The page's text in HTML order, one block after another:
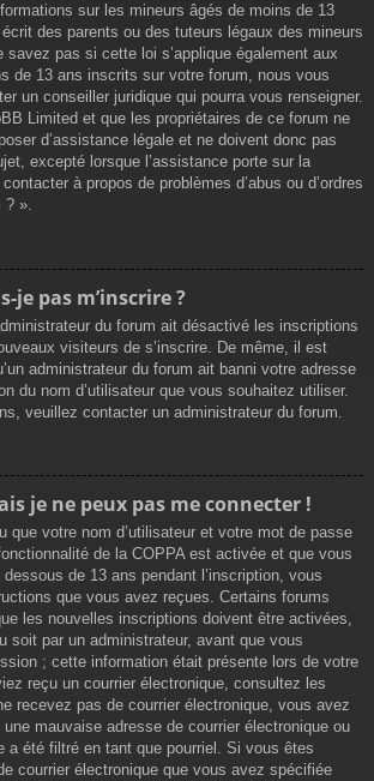
sur les mineurs âgés de moins de 13
des parents ou des tuteurs légaux des mineurs
pas si cette loi s’applique également aux
de 13 ans inscrits sur votre forum, nous vous
un conseiller juridique qui pourra vous renseigner.
Limited et que les propriétaires de ce forum ne
d’assistance légale et ne doivent donc pas
excepté lorsque l’assistance porte sur la
à propos de problèmes d’abus ou d’ordres
? ».
je pas m’inscrire ?
du forum ait désactivé les inscriptions
visiteurs de s’inscrire. De même, il est
administrateur du forum ait banni votre adresse
du nom d’utilisateur que vous souhaitez utiliser.
veuillez contacter un administrateur du forum.
je ne peux pas me connecter !
que votre nom d’utilisateur et votre mot de passe
de la COPPA est activée et que vous
de 13 ans pendant l’inscription, vous
que vous avez reçues. Certains forums
les nouvelles inscriptions doivent être activées,
soit par un administrateur, avant que vous
; cette information était présente lors de votre
reçu un courrier électronique, consultez les
recevez pas de courrier électronique, vous avez
mauvaise adresse de courrier électronique ou
a été filtré en tant que pourriel. Si vous êtes
courrier électronique que vous avez spécifiée